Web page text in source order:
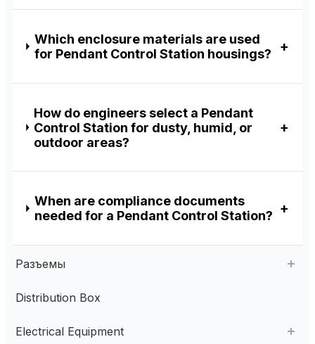
Which enclosure materials are used
for Pendant Control Station housings?
How do engineers select a Pendant
Control Station for dusty, humid, or
outdoor areas?
When are compliance documents
needed for a Pendant Control Station?
Разъемы
Aviation Connector
Plastic Aviation Connector
Cable Glands
Distribution Box
Electrical Equipment